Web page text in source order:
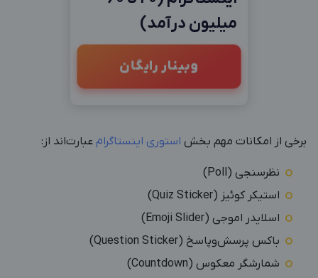
میلیون درآمد)
وبینار رایگان
برخی از امکانات مهم بخش استوری اینستاگرام عبارت‌اند از:
نظرسنجی (Poll)
استیکر کوئیز (Quiz Sticker)
اسلایدر اموجی (Emoji Slider)
باکس پرسش‌وپاسخ (Question Sticker)
شمارشگر معکوس (Countdown)